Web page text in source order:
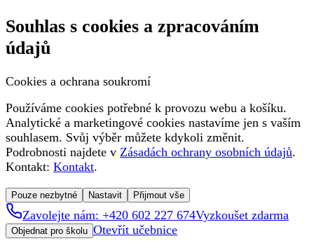
Souhlas s cookies a zpracováním
údajů
Cookies a ochrana soukromí
Používáme cookies potřebné k provozu webu a košíku.
Analytické a marketingové cookies nastavíme jen s vaším
souhlasem. Svůj výběr můžete kdykoli změnit.
Podrobnosti najdete v Zásadách ochrany osobních údajů.
Kontakt: Kontakt.
Pouze nezbytné Nastavit Přijmout vše
Zavolejte nám: +420 602 227 674Vyzkoušet zdarma
Objednat pro školu Otevřít učebnice